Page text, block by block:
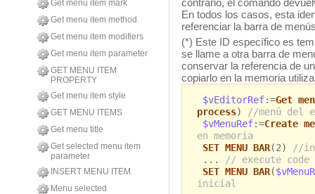
Get menu item mark
Get menu item method
Get menu item modifiers
Get menu item parameter
GET MENU ITEM
PROPERTY
Get menu item style
GET MENU ITEMS
Get menu title
Get selected menu item
parameter
INSERT MENU ITEM
Menu selected
contrario, el comando
En todos los casos, esta
referenciar la barra de
(*) Este ID específico es
se llame a otra barra de
conservar la referencia de
copiarlo en la memoria
$vEditorRef:=Get
process)
//menú del
$vMenuRef:=Create
en memoria
SET MENU BAR(2)
//
...
// execute code
SET MENU BAR(
inicial